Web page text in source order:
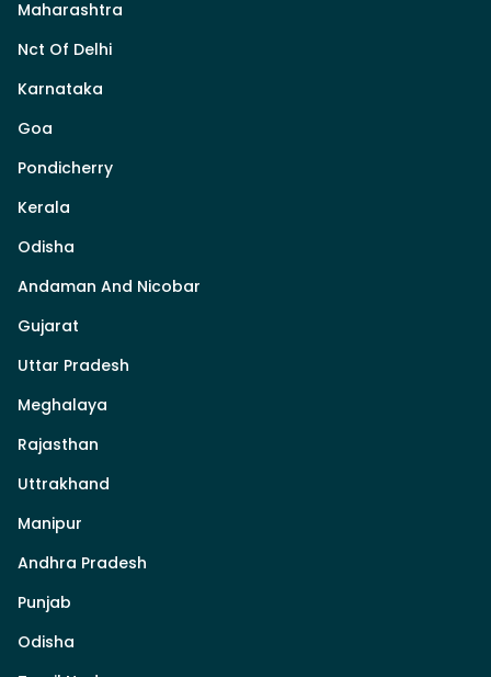
Maharashtra
Nct Of Delhi
Karnataka
Goa
Pondicherry
Kerala
Odisha
Andaman And Nicobar
Gujarat
Uttar Pradesh
Meghalaya
Rajasthan
Uttrakhand
Manipur
Andhra Pradesh
Punjab
Odisha